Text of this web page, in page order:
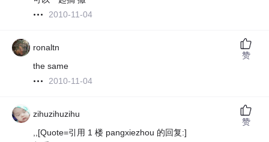
2010-11-04
ronaltn
the same
2010-11-04
赞
zihuzihuzihu
,,[Quote=引用 1 楼 pangxiezhou 的回复:]
赞